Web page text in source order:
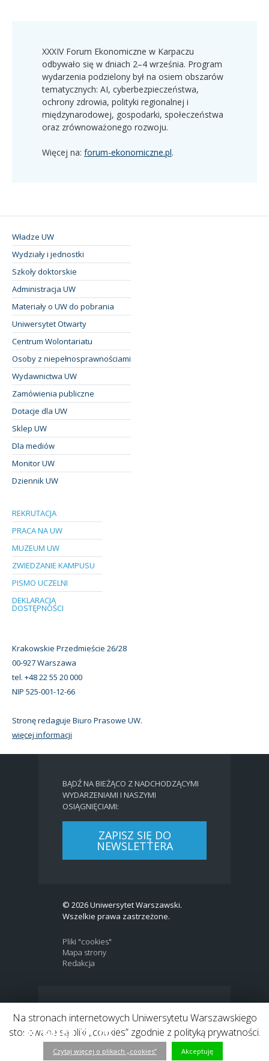
XXXIV Forum Ekonomiczne w Karpaczu
odbywało się w dniach 2–4 września. Program
wydarzenia podzielony był na osiem obszarów
tematycznych: AI, cyberbezpieczeństwa,
ochrony zdrowia, polityki regionalnej i
międzynarodowej, gospodarki, społeczeństwa
oraz zrównoważonego rozwoju.
Więcej na: forum-ekonomiczne.pl.
Władze UW
Wydziały i jednostki
Szkoły doktorskie
Administracja UW
Materiały o UW do pobrania
Uniwersytet Otwarty
Centrum Wolontariatu
Osoby z niepełnosprawnościami
Wydawnictwa UW
Zamówienia publiczne
Dotacje dla UW
Sklep UW
Dla mediów
Monitor UW
Dziennik UW
REKRUTACJA
PRACA NA UW
MUZEUM UW
ZWIEDZANIE KAMPUSU
PISMO UCZELNI
DEKLARACJA
DOSTĘPNOŚCI
Krakowskie Przedmieście 26/28
00-927 Warszawa
tel. +48 22 55 20 000
NIP 525-001-12-66
Stronę redaguje Biuro Prasowe UW.
więcej informacji
BĄDŹ NA BIEŻĄCO Z NADCHODZĄCYMI
WYDARZENIAMI I NASZYMI
OSIĄGNIĘCIAMI:
ZAPISZ SIĘ DO
NEWSLETTERA
© 2026 Uniwersytet Warszawski.
Wszelkie prawa zastrzeżone.
Pliki "cookies"
Mapa strony
Redakcja
Link do profilu Facebook
Link to Twitter profile
Link do kanału Youtube
Link do profilu Instagram
Link do profilu LinkedIn
Na stronach internetowych Uniwersytetu Warszawskiego
stosowane są pliki „cookies” zgodnie z polityką prywatności.
Czytaj więcej o plikach „cookies” Akceptuję